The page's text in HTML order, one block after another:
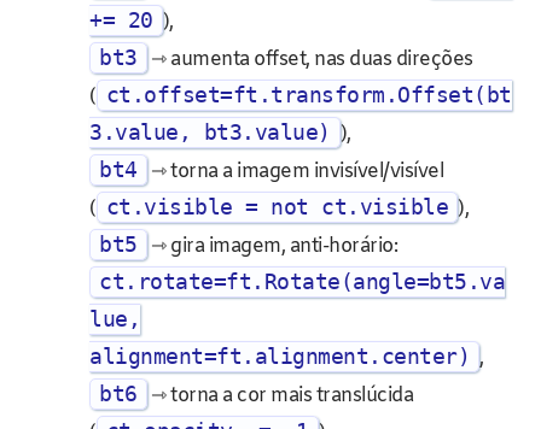
+= 20 ),
bt3
⇾ aumenta offset, nas duas direções
( ct.offset=ft.transform.Offset(bt
3.value, bt3.value)
),
bt4
⇾ torna a imagem invisível/visível
( ct.visible = not ct.visible ),
bt5 ⇾ gira imagem, anti-horário:
ct.rotate=ft.Rotate(angle=bt5.va
lue,
alignment=ft.alignment.center) ,
bt6
⇾ torna a cor mais translúcida